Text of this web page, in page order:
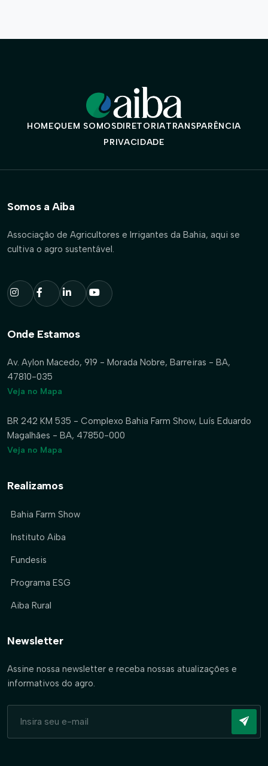
HOMEQUEM SOMOSDIRETORIATRANSPARÊNCIA
PRIVACIDADE
Somos a Aiba
Associação de Agricultores e Irrigantes da Bahia, aqui se
cultiva o agro sustentável.
Onde Estamos
Av. Aylon Macedo, 919 - Morada Nobre, Barreiras - BA,
47810-035
Veja no Mapa
BR 242 KM 535 - Complexo Bahia Farm Show, Luís Eduardo
Magalhães - BA, 47850-000
Veja no Mapa
Realizamos
Bahia Farm Show
Instituto Aiba
Fundesis
Programa ESG
Aiba Rural
Newsletter
Assine nossa newsletter e receba nossas atualizações e
informativos do agro.